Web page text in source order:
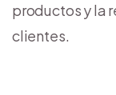
productos y la
clientes.